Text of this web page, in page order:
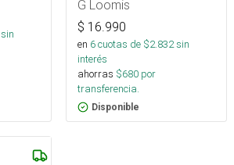
sin
G Loomis
$ 16.990
en 6cuotas de $2.832sin
interés
ahorras $680 por
transferencia.
Disponible